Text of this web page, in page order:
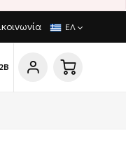
ΠΑΡΆΔΟΣΗΣ
ΕΛ